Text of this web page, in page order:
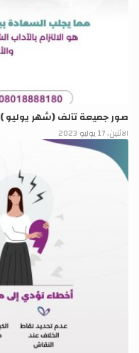
صور جميعة تآلف (شهر يوليو )
الاثنين، 17 يوليو 2023